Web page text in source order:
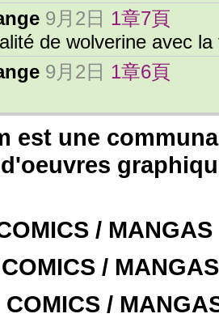
9月2日 1章7頁
de wolverine avec
9月2日 1章6頁
est une
/
/
COMICS /